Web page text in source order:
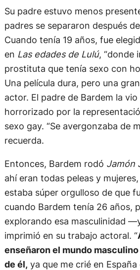
Su padre estuvo menos
padres se separaron después
Cuando tenía 19 años, fue
en Las edades de Lulú, “donde
prostituta que tenía sexo con
Una película dura, pero una
actor. El padre de Bardem la
horrorizado por la
sexo gay. “Se avergonzaba de
recuerda.
Entonces, Bardem rodó Jamón
ahí eran todas peleas y
estaba súper orgulloso de que
cuando Bardem tenía 26 años,
explorando esa masculinidad
imprimió en su trabajo actoral. “
enseñaron el mundo
de él, ya que me crié en